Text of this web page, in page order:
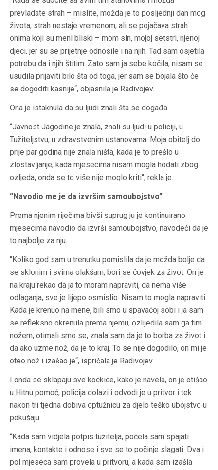
prevladate strah – mislite, možda je to posljednji dan mog
života, strah nestaje vremenom, ali se pojačava strah
onima koji su meni bliski – mom sin, mojoj setstri, njenoj
djeci, jer su se prijetnje odnosile i na njih. Tad sam osjetila
potrebu da i njih štitim. Zato sam ja sebe kočila, nisam se
usudila prijaviti bilo šta od toga, jer sam se bojala što će
se dogoditi kasnije“, objasnila je Radivojev.
Ona je istaknula da su ljudi znali šta se događa.
“Javnost Jagodine je znala, znali su ljudi u policiji, u
Tužiteljstvu, u zdravstvenim ustanovama. Moja obitelj do
prije par godina nije znala ništa, kada je to prešlo u
zlostavljanje, kada mjesecima nisam mogla hodati zbog
ozljeda, onda se to više nije moglo kriti“, rekla je.
“Navodio me je da izvršim samoubojstvo”
Prema njenim riječima bivši suprug ju je kontinuirano
mjesecima navodio da izvrši samoubojstvo, navodeći da je
to najbolje za nju.
“Koliko god sam u trenutku pomislila da je možda bolje da
se sklonim i svima olakšam, bori se čovjek za život. On je
na kraju rekao da ja to moram napraviti, da nema više
odlaganja, sve je lijepo osmislio. Nisam to mogla napraviti.
Kada je krenuo na mene, bili smo u spavaćoj sobi i ja sam
se refleksno okrenula prema njemu, ozlijedila sam ga tim
nožem, otimali smo se, znala sam da je to borba za život i
da ako uzme nož, da je to kraj. To se nije dogodilo, on mi je
oteo nož i izašao je“, ispričala je Radivojev.
I onda se sklapaju sve kockice, kako je navela, on je otišao
u Hitnu pomoć, policija dolazi i odvodi je u pritvor i tek
nakon tri tjedna dobiva optužnicu za djelo teško ubojstvo u
pokušaju.
“Kada sam vidjela potpis tužitelja, počela sam spajati
imena, kontakte i odnose i sve se to počinje slagati. Dva i
pol mjeseca sam provela u pritvoru, a kada sam izašla